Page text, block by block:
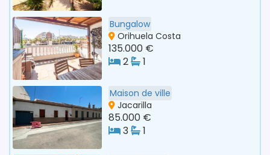
Bungalow
Orihuela Costa
135.000 €
2
1
Maison de ville
Jacarilla
85.000 €
3
1